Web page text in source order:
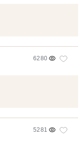
6280
5281